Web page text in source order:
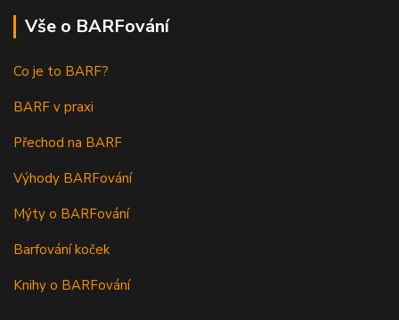
Vše o BARFování
Co je to BARF?
BARF v praxi
Přechod na BARF
Výhody BARFování
Mýty o BARFování
Barfování koček
Knihy o BARFování